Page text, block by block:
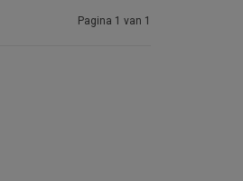
Pagina 1 van 1